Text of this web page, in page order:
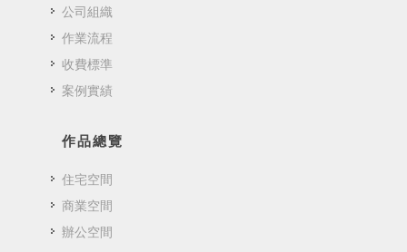
公司組織
作業流程
收費標準
案例實績
作品總覽
住宅空間
商業空間
辦公空間